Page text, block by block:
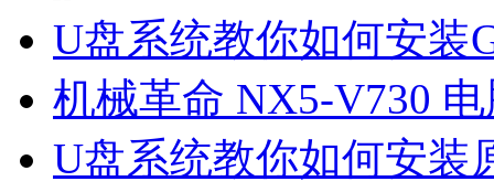
U盘系统教你如何安装
机械革命 NX5-V730
U盘系统教你如何安装